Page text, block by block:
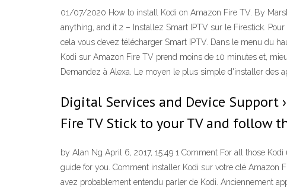
01/07/2020 How to install Kodi on Amazon Fire TV. By
anything, and it 2 – Installez Smart IPTV sur le Firestick.
cela vous devez télécharger Smart IPTV. Dans le menu du
Kodi sur Amazon Fire TV prend moins de 10 minutes et,
Demandez à Alexa. Le moyen le plus simple d'installer des
Digital Services and Device Support
Fire TV Stick to your TV and follow
by Alan Ng April 6, 2017, 15:49 1 Comment For all those
guide for you. Comment installer Kodi sur votre clé Amazon
avez probablement entendu parler de Kodi. Anciennement